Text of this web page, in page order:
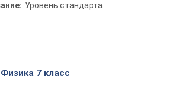
Уровень стандарта
7 класс